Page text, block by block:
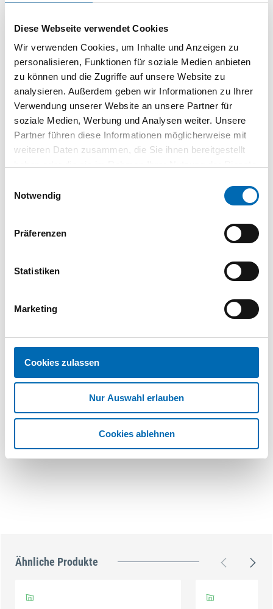
Diese Webseite verwendet Cookies
Wir verwenden Cookies, um Inhalte und Anzeigen zu
personalisieren, Funktionen für soziale Medien anbieten
zu können und die Zugriffe auf unsere Website zu
analysieren. Außerdem geben wir Informationen zu Ihrer
Verwendung unserer Website an unsere Partner für
soziale Medien, Werbung und Analysen weiter. Unsere
Partner führen diese Informationen möglicherweise mit
weiteren Daten zusammen, die Sie ihnen bereitgestellt
Notwendig
Präferenzen
Statistiken
Marketing
Cookies zulassen
Nur Auswahl erlauben
Cookies ablehnen
VPE 1 Paar
Abeba® Halbschuh
36728 O2 FO SRC
schwarz Gr. 45
VPE 1 Paar
Abeba® Halbschuh
36728 O2 FO SRC
schwarz Gr. 46
Farbe Schaft
Produktart
Ähnliche Produkte